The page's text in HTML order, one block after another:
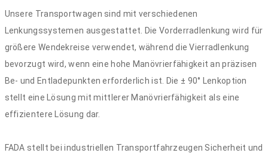
Unsere Transportwagen sind mit verschiedenen
Lenkungssystemen ausgestattet. Die Vorderradlenkung wird für
größere Wendekreise verwendet, während die Vierradlenkung
bevorzugt wird, wenn eine hohe Manövrierfähigkeit an präzisen
Be- und Entladepunkten erforderlich ist. Die ± 90° Lenkoption
stellt eine Lösung mit mittlerer Manövrierfähigkeit als eine
effizientere Lösung dar.
FADA stellt bei industriellen Transportfahrzeugen Sicherheit und